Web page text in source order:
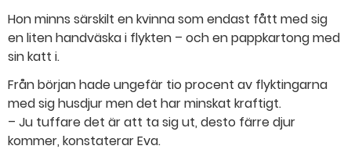
Hon minns särskilt en kvinna som endast fått med sig
en liten handväska i flykten – och en pappkartong med
sin katt i.
Från början hade ungefär tio procent av flyktingarna
med sig husdjur men det har minskat kraftigt.
– Ju tuffare det är att ta sig ut, desto färre djur
kommer, konstaterar Eva.